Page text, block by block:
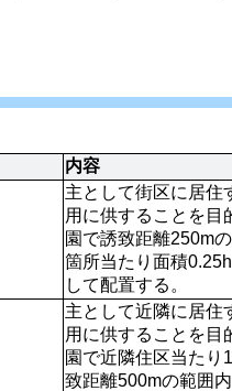
内容
主として街区に居住
用に供することを目
園で誘致距離250m
箇所当たり面積
して配置する。
主として近隣に居住
用に供することを目
園で近隣住区当たり
致距離500mの範囲